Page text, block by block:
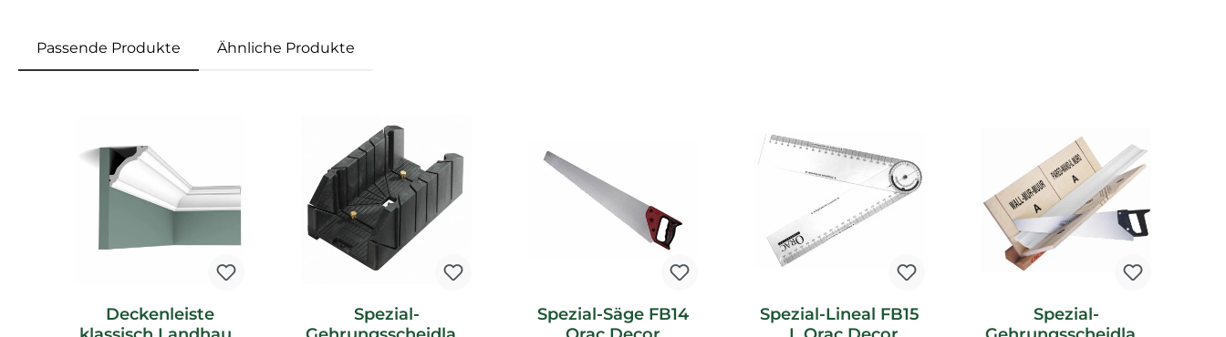
Passende Produkte Ähnliche Produkte
Deckenleiste
Spezial-
Spezial-Säge FB14
Spezial-Lineal FB15
Spezial-